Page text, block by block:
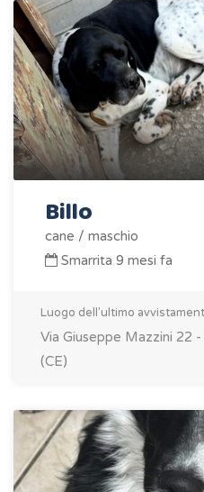
Billo
cane / maschio
Smarrita 9 mesi fa
Luogo dell'ultimo
Via Giuseppe Mazzini 22
(CE)